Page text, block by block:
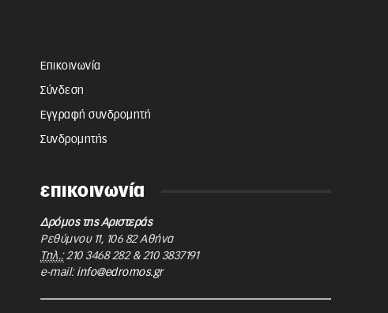
Επικοινωνία
Σύνδεση
Εγγραφή συνδρομητή
Συνδρομητής
επικοινωνία
Δρόμος της Αριστεράς
Ρεθύμνου 11, 106 82 Αθήνα
Τηλ.: 210 3468 282& 210 3837191
e-mail: info@edromos.gr